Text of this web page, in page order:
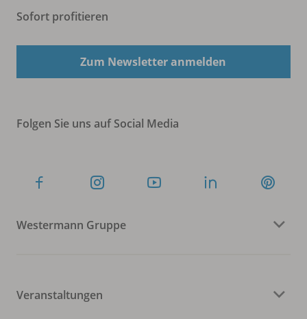
Sofort profitieren
Zum Newsletter anmelden
Folgen Sie uns auf Social Media
Westermann Gruppe
Veranstaltungen